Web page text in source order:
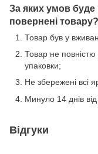
За яких умов буде
повернені товару?
Товар був у
Товар не повністю
упаковки;
Не збережені всі
Минуло 14 днів
Відгуки